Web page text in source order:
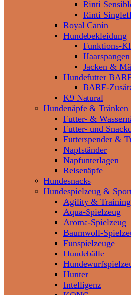
Rinti
Rinti
Royal Canin
Hundebekleidung
Funktions-
Jacken &
Hundefutter
BARF-
K9 Natural
Hundenäpfe & Tränken
Futter- &
Futter- und
Futterspender &
Napfständer
Napfunterlagen
Reisenäpfe
Hundesnacks
Hundespielzeug &
Agility & Training
Aqua-Spielzeug
Aroma-Spielzeug
Baumwoll-
Funspielzeuge
Hundebälle
Hunter
Intelligenz